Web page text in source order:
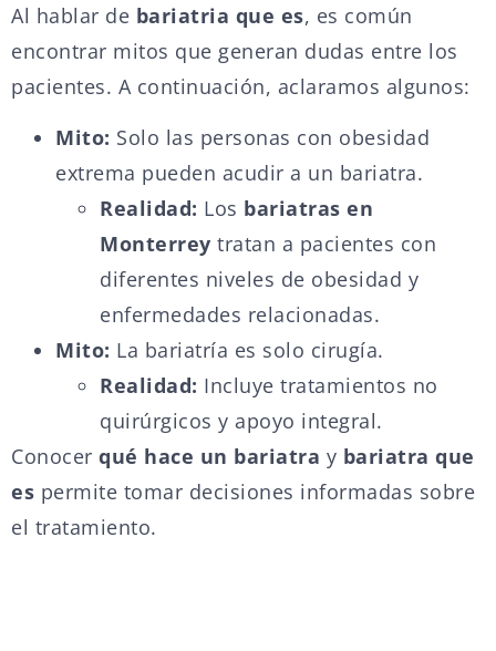
Al hablar de bariatria que es, es común
encontrar mitos que generan dudas entre los
pacientes. A continuación, aclaramos algunos:
Mito: Solo las personas con obesidad
extrema pueden acudir a un bariatra.
Realidad: Los bariatras en
Monterrey tratan a pacientes con
diferentes niveles de obesidad y
enfermedades relacionadas.
Mito: La bariatría es solo cirugía.
Realidad: Incluye tratamientos no
quirúrgicos y apoyo integral.
Conocer qué hace un bariatra y bariatra que
es permite tomar decisiones informadas sobre
el tratamiento.